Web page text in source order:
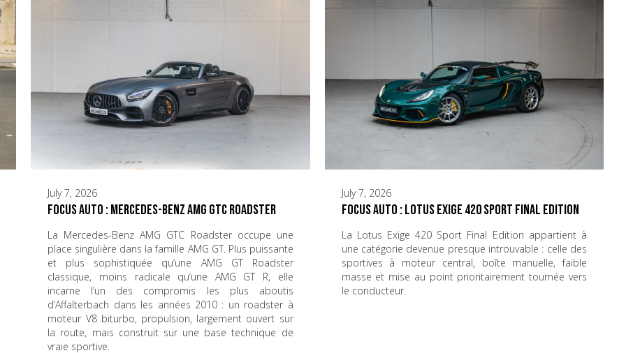
July 7, 2026
Focus Auto : Mercedes-Benz AMG GTC Roadster
La Mercedes-Benz AMG GTC Roadster occupe une
place singulière dans la famille AMG GT. Plus puissante
et plus sophistiquée qu’une AMG GT Roadster
classique, moins radicale qu’une AMG GT R, elle
incarne l’un des compromis les plus aboutis
d’Affalterbach dans les années 2010 : un roadster à
moteur V8 biturbo, propulsion, largement ouvert sur
la route, mais construit sur une base technique de
vraie sportive.
July 7, 2026
Focus Auto : Lotus Exige 420 Sport Final Edition
La Lotus Exige 420 Sport Final Edition appartient à
une catégorie devenue presque introuvable : celle des
sportives à moteur central, boîte manuelle, faible
masse et mise au point prioritairement tournée vers
le conducteur.